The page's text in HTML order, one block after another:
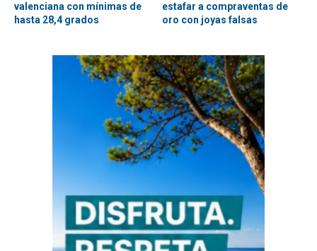
valenciana con mínimas de
hasta 28,4 grados
estafar a compraventas de
oro con joyas falsas